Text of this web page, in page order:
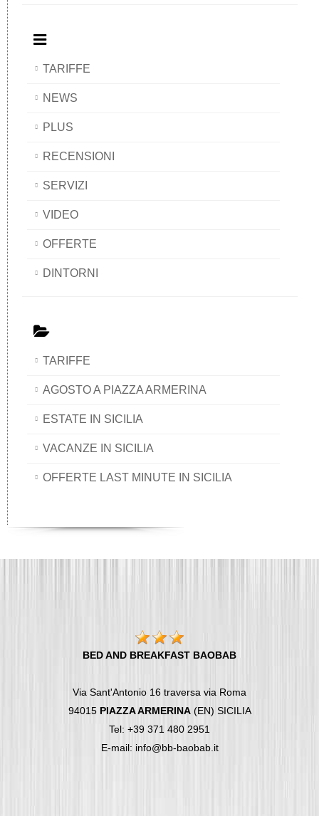
TARIFFE
NEWS
PLUS
RECENSIONI
SERVIZI
VIDEO
OFFERTE
DINTORNI
TARIFFE
AGOSTO A PIAZZA ARMERINA
ESTATE IN SICILIA
VACANZE IN SICILIA
OFFERTE LAST MINUTE IN SICILIA
BED AND BREAKFAST BAOBAB
Via Sant'Antonio 16 traversa via Roma
94015 PIAZZA ARMERINA(EN) SICILIA
Tel: +39 371 480 2951
E-mail: info@bb-baobab.it